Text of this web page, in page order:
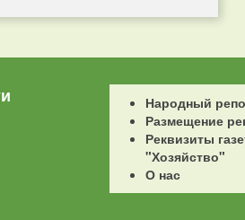
Народный
Размещение
Реквизиты
"Хозяйство"
О нас